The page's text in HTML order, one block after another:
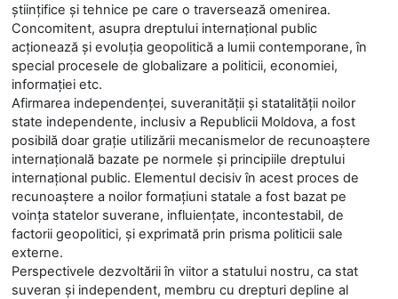
ştiinţifice şi tehnice ре саrе о traversează omenirea.
Concomitent, asupra dreptului internaţional public
acţionează şi evoluţia geopolitică a lumii contemporane, în
special procesele de globalizare a politicii, economiei,
informaţiei etc.
Afirmarea independenţei, suveranităţii şi statalităţii noilor
state independente, inclusiv a Republicii Moldova, a fost
posibilă doar graţie utilizării mecanismelor de recunoaştere
internaţională bazate pe normele şi principiile dreptului
internaţional public. Elementul decisiv în acest proces de
recunoaştere a noilor formaţiuni statale a fost bazat pe
voinţa statelor suverane, influienţate, incontestabil, de
factorii geopolitici, şi exprimată prin prisma politicii sale
externe.
Perspectivele dezvoltării în viitor a statului nostru, ca stat
suveran şi independent, membru cu drepturi depline al